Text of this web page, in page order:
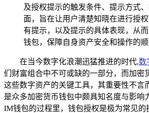
及授权提示的触发条件、提示方式
面，旨在让用户清楚知晓在进行授
有提示，以及提示的具体表现，从
钱包，保障自身资产安全和操作的顺
在当今数字化浪潮迅猛推进的时代,数
们财富组合中不可或缺的一部分，而加密
这些数字资产的关键工具，其重要性不言
是众多加密货币钱包中颇具知名度与影响
IM钱包的过程里，钱包授权是极为常见的